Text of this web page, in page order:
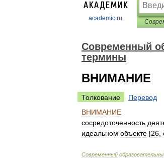
academic.ru
Современный
термины
ВНИМАНИЕ
Толкование
Перевод
ВНИМАНИЕ
сосредоточенность
идеальном объекте [26
Современный